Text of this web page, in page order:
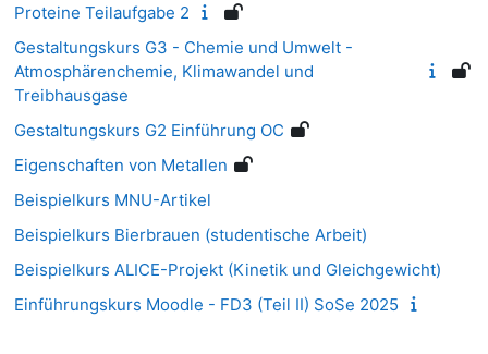
Proteine Teilaufgabe 2
Gestaltungskurs G3 - Chemie und Umwelt -
Atmosphärenchemie, Klimawandel und
Treibhausgase
Gestaltungskurs G2 Einführung OC
Eigenschaften von Metallen
Beispielkurs MNU-Artikel
Beispielkurs Bierbrauen (studentische Arbeit)
Beispielkurs ALICE-Projekt (Kinetik und Gleichgewicht)
Einführungskurs Moodle - FD3 (Teil II) SoSe 2025